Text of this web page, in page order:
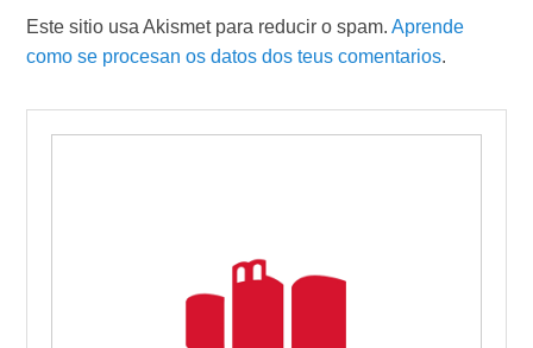
Este sitio usa Akismet para reducir o spam.Aprende
como se procesan os datos dos teus comentarios.